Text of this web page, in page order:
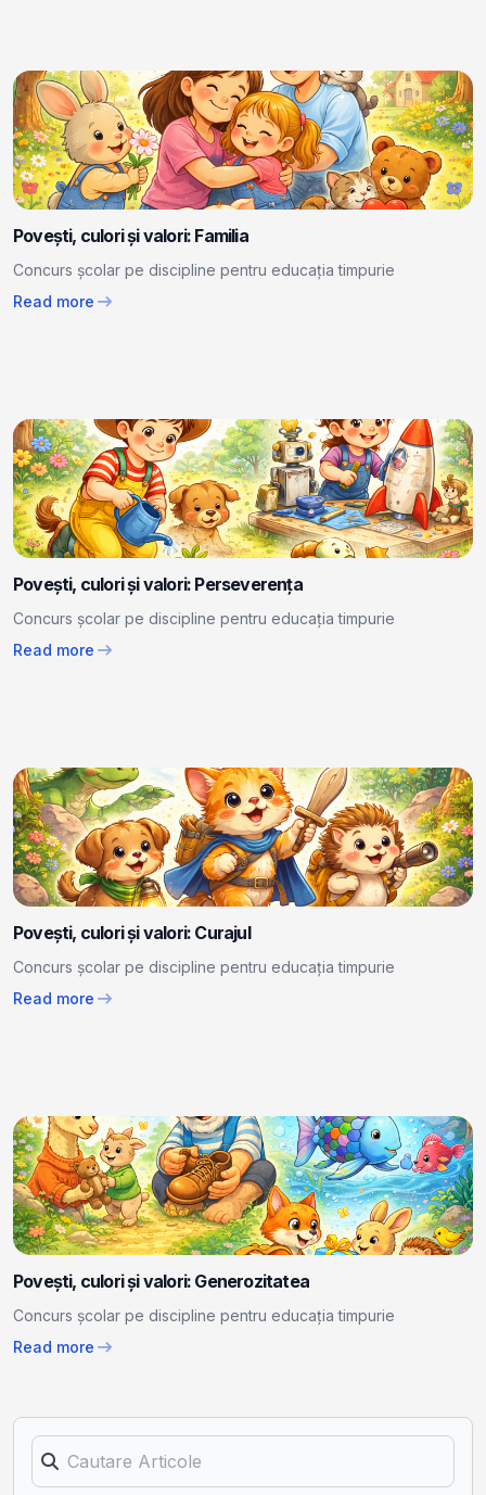
Povești, culori și valori: Familia
Concurs școlar pe discipline pentru educația timpurie
Read more arrow_right_alt
Povești, culori și valori: Perseverența
Concurs școlar pe discipline pentru educația timpurie
Read more arrow_right_alt
Povești, culori și valori: Curajul
Concurs școlar pe discipline pentru educația timpurie
Read more arrow_right_alt
Povești, culori și valori: Generozitatea
Concurs școlar pe discipline pentru educația timpurie
Read more arrow_right_alt